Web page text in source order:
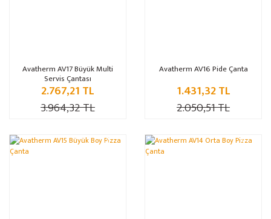
Avatherm AV17 Büyük Multi
Servis Çantası
2.767,21 TL
3.964,32 TL
Avatherm AV16 Pide Çanta
1.431,32 TL
2.050,51 TL
%30 %30